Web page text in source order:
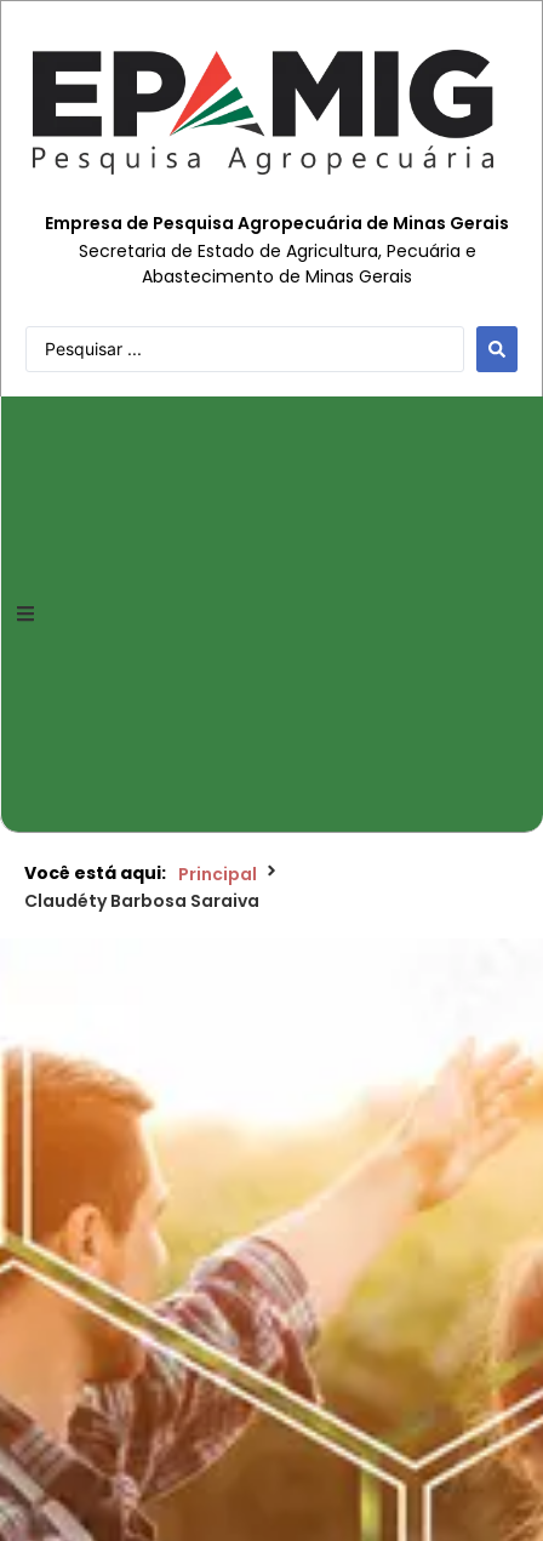
Empresa de Pesquisa Agropecuária de Minas Gerais
Secretaria de Estado de Agricultura, Pecuária e
Abastecimento de Minas Gerais
Você está aqui: Principal
Claudéty Barbosa Saraiva